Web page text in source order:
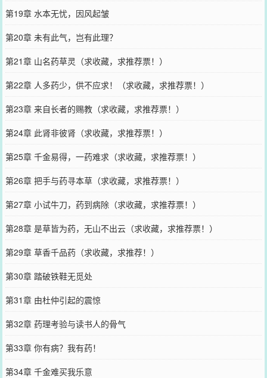
第19章 水本无忧，因风起皱
第20章 未有此气，岂有此理？
第21章 山名药草灵（求收藏，求推荐票！）
第22章 人多药少，供不应求！（求收藏，求推荐票！）
第23章 来自长者的赐教（求收藏，求推荐票！）
第24章 此肾非彼肾（求收藏，求推荐票！）
第25章 千金易得，一药难求（求收藏，求推荐票！）
第26章 把手与药寻本草（求收藏，求推荐票！）
第27章 小试牛刀，药到病除（求收藏，求推荐票！）
第28章 是草皆为药，无山不出云（求收藏，求推荐票！）
第29章 草香千品药（求收藏，求推荐！）
第30章 踏破铁鞋无觅处
第31章 由杜仲引起的震惊
第32章 药理考验与读书人的骨气
第33章 你有病？我有药！
第34章 千金难买我乐意